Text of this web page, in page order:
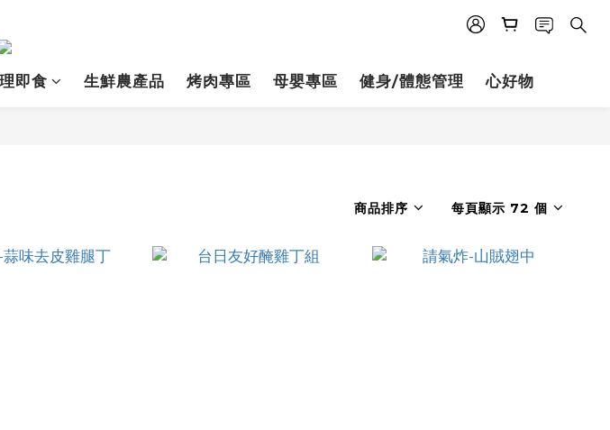
即食 生鮮農產品 烤肉專區 母嬰專區 健身/體態管理 心好物
商品排序 每頁顯示 72 個